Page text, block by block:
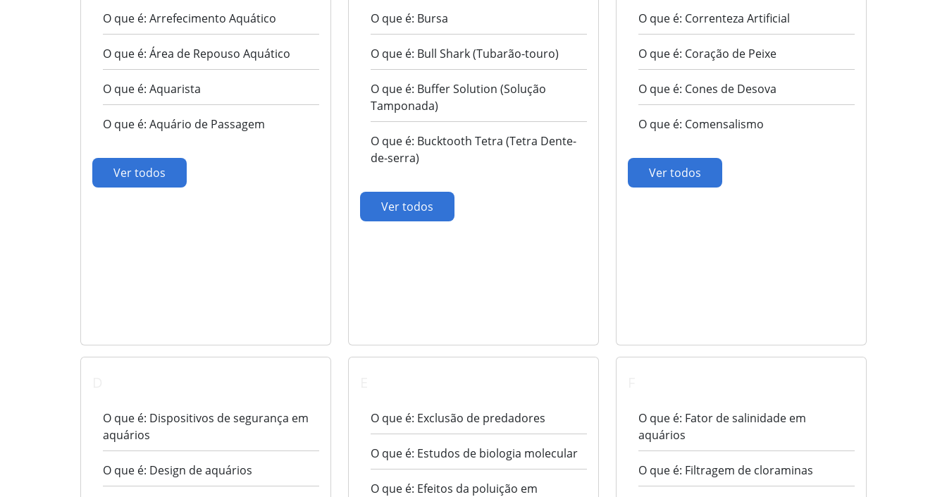
O que é: Arrefecimento Aquático
O que é: Área de Repouso Aquático
O que é: Aquarista
O que é: Aquário de Passagem
Ver todos
O que é: Bursa
O que é: Bull Shark (Tubarão-touro)
O que é: Buffer Solution (Solução
Tamponada)
O que é: Bucktooth Tetra (Tetra Dente-
de-serra)
Ver todos
O que é: Correnteza Artificial
O que é: Coração de Peixe
O que é: Cones de Desova
O que é: Comensalismo
Ver todos
O que é: Dispositivos de segurança em
aquários
O que é: Design de aquários
O que é: Exclusão de predadores
O que é: Estudos de biologia molecular
O que é: Efeitos da poluição em
O que é: Fator de salinidade em
aquários
O que é: Filtragem de cloraminas